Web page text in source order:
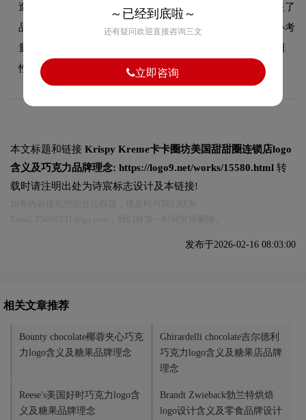
造型与品牌形象高度契合，在确保良好阅读性的同时，彰显了
品牌的图形设计风格。字体的结构、粗细及间距都经过精心考
量，使整体标志在不同尺寸和场景下均能保持一致的品牌调
性。
本文标题和链接 Krispy Kreme卡卡圈坊美国甜甜圈连锁店logo
含义及巧克力品牌理念: https://logo9.net/works/15580.html 转
载时请注明出处为诗宸标志设计及本链接!
发布于2026-02-16 08:03:00
相关文章推荐
Bounty chocolate椰蓉夹心巧克
力logo含义及糖果品牌理念
Ghirardelli chocolate吉尔德利
巧克力logo含义及糖果店品牌
理念
Reese's美国好时巧克力logo含
义及糖果品牌理念
Brandt Zwieback勃兰特烘焙
logo设计含义及零食品牌设计
～已经到底啦～
还有疑问欢迎直接咨询三文
立即咨询